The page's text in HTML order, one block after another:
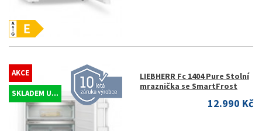
AKCE
SKLADEM U...
LIEBHERR Fc 1404 Pure Stolní
mraznička se SmartFrost
12.990 Kč